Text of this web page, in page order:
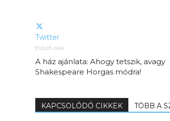
Twitter
Előző cikk
A ház ajánlata: Ahogy tetszik, avagy
Shakespeare Horgas módra!
KAPCSOLÓDÓ CIKKEK TÖBB A